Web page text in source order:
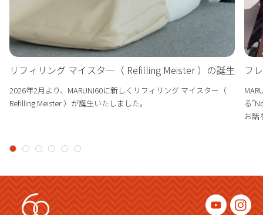
リフィリング マイスタ―（ Refilling Meister ）の誕生
2026年2月より、MARUNI60に新しくリフィリング マイスター（
Refilling Meister ）が誕生いたしました。
フ
る
お話